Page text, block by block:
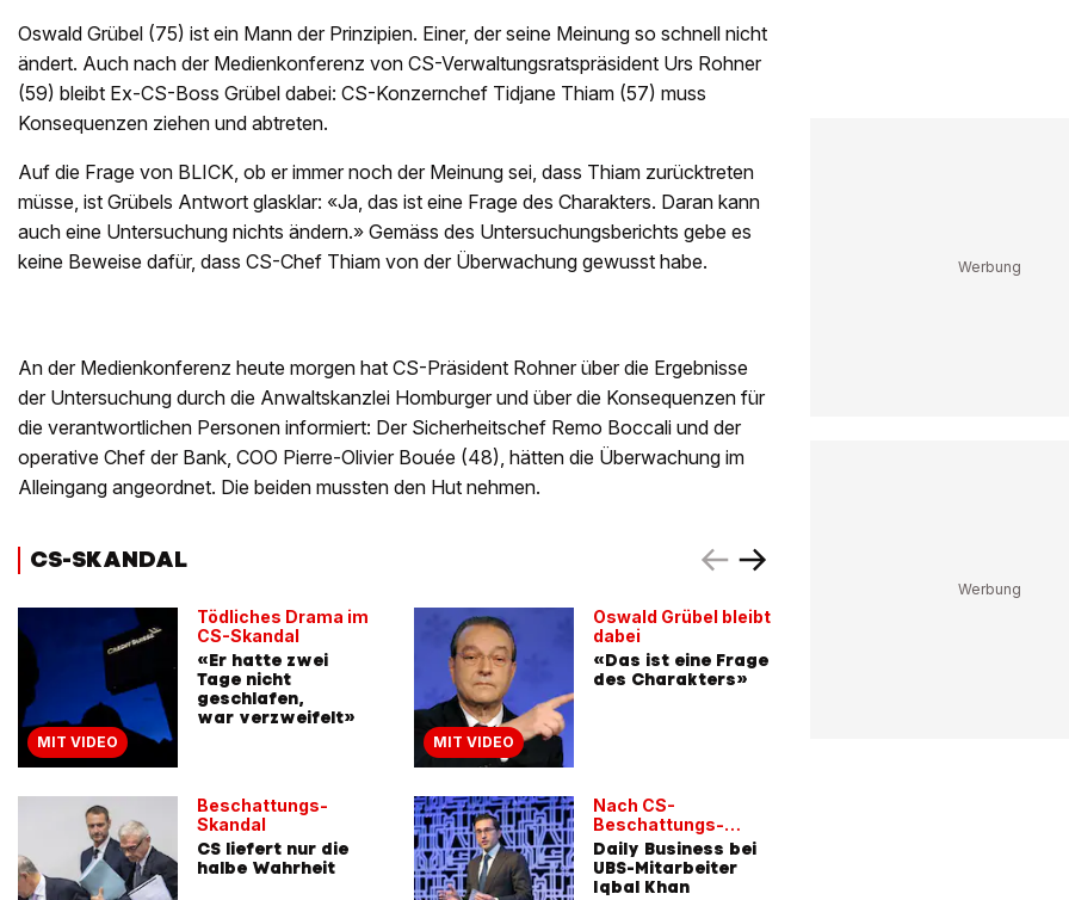
Oswald Grübel (75) ist ein Mann der Prinzipien. Einer, der seine Meinung so schnell nicht
ändert. Auch nach der Medienkonferenz von CS-Verwaltungsratspräsident Urs Rohner
(59) bleibt Ex-CS-Boss Grübel dabei: CS-Konzernchef Tidjane Thiam (57) muss
Konsequenzen ziehen und abtreten.
Auf die Frage von BLICK, ob er immer noch der Meinung sei, dass Thiam zurücktreten
müsse, ist Grübels Antwort glasklar: «Ja, das ist eine Frage des Charakters. Daran kann
auch eine Untersuchung nichts ändern.» Gemäss des Untersuchungsberichts gebe es
keine Beweise dafür, dass CS-Chef Thiam von der Überwachung gewusst habe.
An der Medienkonferenz heute morgen hat CS-Präsident Rohner über die Ergebnisse
der Untersuchung durch die Anwaltskanzlei Homburger und über die Konsequenzen für
die verantwortlichen Personen informiert: Der Sicherheitschef Remo Boccali und der
operative Chef der Bank, COO Pierre-Olivier Bouée (48), hätten die Überwachung im
Alleingang angeordnet. Die beiden mussten den Hut nehmen.
CS-SKANDAL
MIT VIDEO
Tödliches Drama im
CS-Skandal
«Er hatte zwei
Tage nicht
geschlafen,
war verzweifelt»
Beschattungs-
Skandal
CS liefert nur die
halbe Wahrheit
MIT VIDEO
Oswald Grübel bleibt
dabei
«Das ist eine Frage
des Charakters»
Nach CS-
Beschattungs-
Affäre
Daily Business bei
UBS-Mitarbeiter
Iqbal Khan